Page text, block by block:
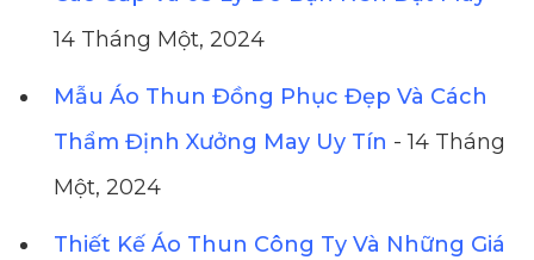
14 Tháng Một, 2024
Mẫu Áo Thun Đồng Phục Đẹp Và Cách
Thẩm Định Xưởng May Uy Tín - 14 Tháng
Một, 2024
Thiết Kế Áo Thun Công Ty Và Những Giá